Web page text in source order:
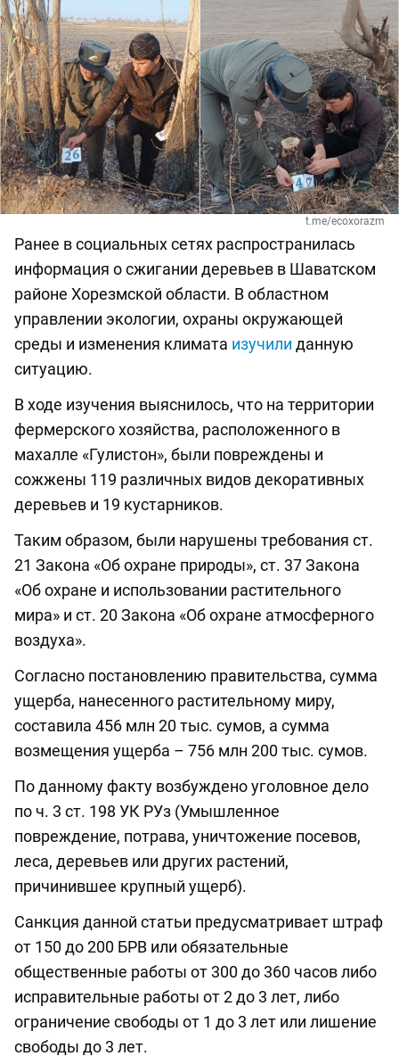
t.me/ecoxorazm
Ранее в социальных сетях распространилась
информация о сжигании деревьев в Шаватском
районе Хорезмской области. В областном
управлении экологии, охраны окружающей
среды и изменения климата изучили данную
ситуацию.
В ходе изучения выяснилось, что на территории
фермерского хозяйства, расположенного в
махалле «Гулистон», были повреждены и
сожжены 119 различных видов декоративных
деревьев и 19 кустарников.
Таким образом, были нарушены требования ст.
21 Закона «Об охране природы», ст. 37 Закона
«Об охране и использовании растительного
мира» и ст. 20 Закона «Об охране атмосферного
воздуха».
Согласно постановлению правительства, сумма
ущерба, нанесенного растительному миру,
составила 456 млн 20 тыс. сумов, а сумма
возмещения ущерба – 756 млн 200 тыс. сумов.
По данному факту возбуждено уголовное дело
по ч. 3 ст. 198 УК РУз (Умышленное
повреждение, потрава, уничтожение посевов,
леса, деревьев или других растений,
причинившее крупный ущерб).
Санкция данной статьи предусматривает штраф
от 150 до 200 БРВ или обязательные
общественные работы от 300 до 360 часов либо
исправительные работы от 2 до 3 лет, либо
ограничение свободы от 1 до 3 лет или лишение
свободы до 3 лет.